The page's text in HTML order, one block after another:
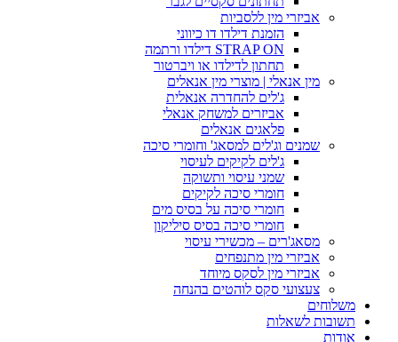
אביזרי מין ללסביות
הזמנת דילדו דו כיווני
STRAP ON דילדו ורתמה
תחתון לדילדו או ויברטור
מין אנאלי | מוצרי מין אנאלים
ג'לים להחדרה אנאלית
אביזרים למשחק אנאלי
פלאגים אנאלים
שמנים וג'לים למסאג' וחומרי סיכה
ג'לים לקיקים לעיסוי
שמני עיסוי ותשוקה
חומרי סיכה לקיקים
חומרי סיכה על בסיס מים
חומרי סיכה בסיס סיליקון
מסאג'רים – מכשירי עיסוי
אביזרי מין מתנפחים
אביזרי מין לסקס מיוחד
צעצועי סקס לוהטים בהנחה
משלוחים
תשובות לשאלות
אודות